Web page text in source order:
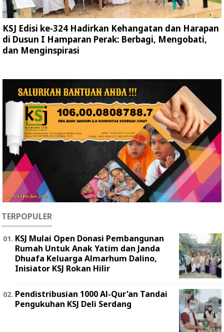
KSJ Edisi ke-324 Hadirkan Kehangatan dan Harapan
di Dusun I Hamparan Perak: Berbagi, Mengobati,
dan Menginspirasi
TERPOPULER
KSJ Mulai Open Donasi Pembangunan
Rumah Untuk Anak Yatim dan Janda
Dhuafa Keluarga Almarhum Dalino,
Inisiator KSJ Rokan Hilir
Pendistribusian 1000 Al-Qur'an Tandai
Pengukuhan KSJ Deli Serdang